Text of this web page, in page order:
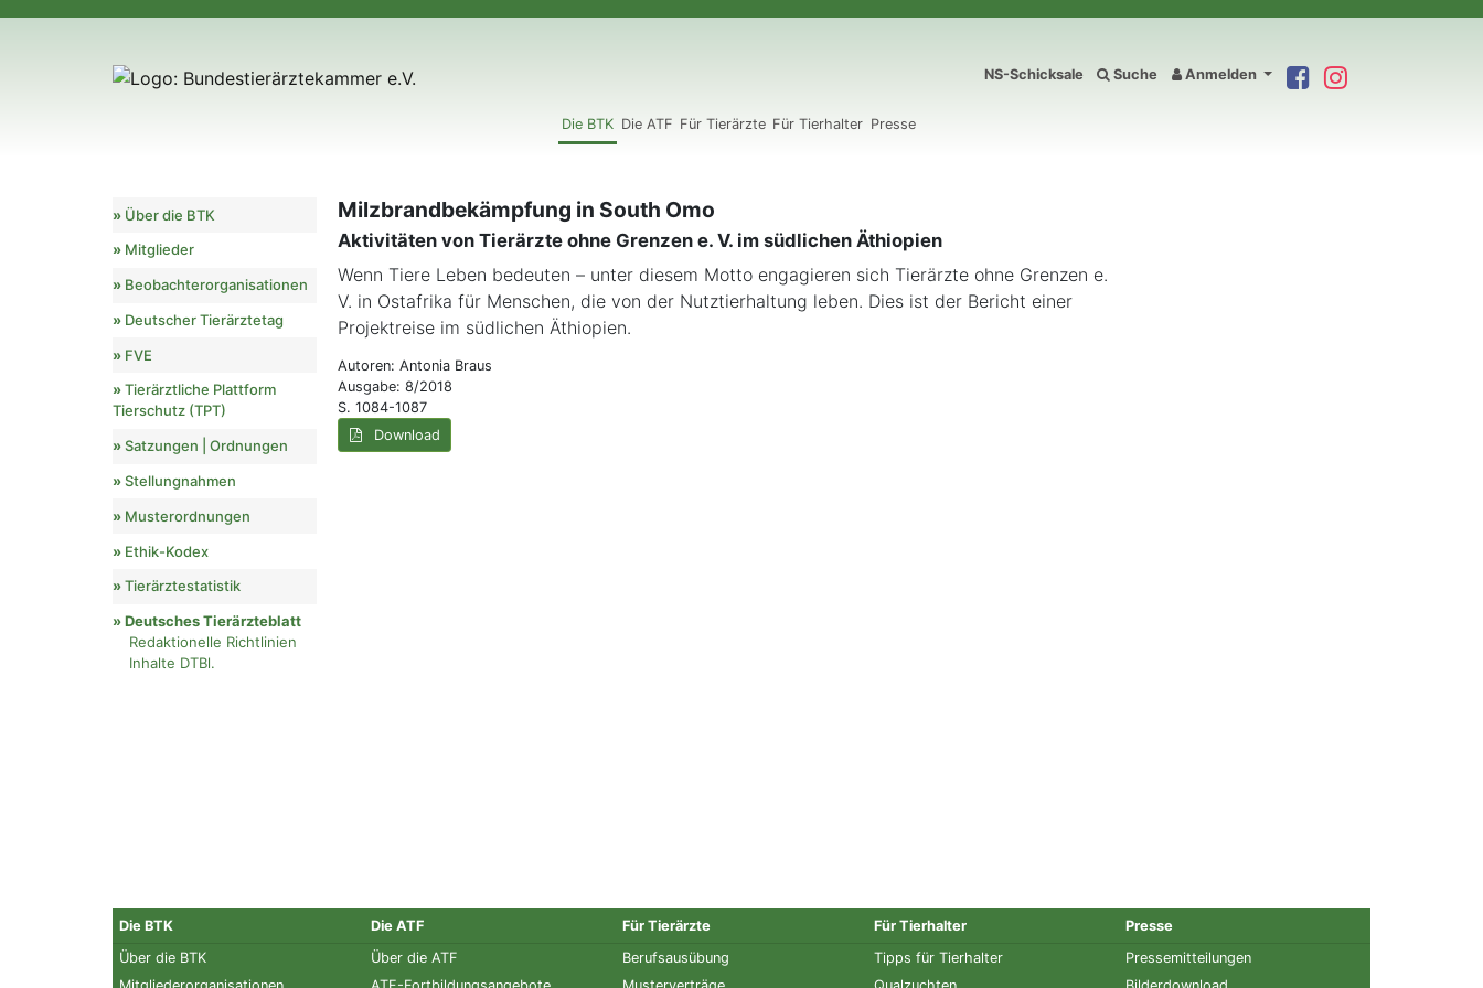
NS-Schicksale Suche Anmelden
Die BTK Die ATF Für Tierärzte Für Tierhalter Presse
Über die BTK
Mitglieder
Beobachterorganisationen
Deutscher Tierärztetag
FVE
Tierärztliche Plattform
Tierschutz (TPT)
Satzungen | Ordnungen
Stellungnahmen
Musterordnungen
Ethik-Kodex
Tierärztestatistik
Deutsches Tierärzteblatt
Redaktionelle Richtlinien
Inhalte DTBl.
Milzbrandbekämpfung in South Omo
Aktivitäten von Tierärzte ohne Grenzen e. V. im südlichen Äthiopien
Wenn Tiere Leben bedeuten – unter diesem Motto engagieren sich Tierärzte ohne Grenzen e.
V. in Ostafrika für Menschen, die von der Nutztierhaltung leben. Dies ist der Bericht einer
Projektreise im südlichen Äthiopien.
Autoren: Antonia Braus
Ausgabe: 8/2018
S. 1084-1087
Download
Die BTK
Über die BTK
Die ATF
Über die ATF
Für Tierärzte
Berufsausübung
Für Tierhalter
Tipps für Tierhalter
Presse
Pressemitteilungen